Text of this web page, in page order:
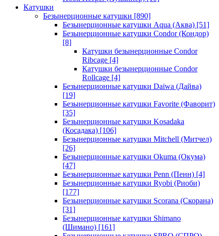
Катушки
Безынерционные катушки [890]
Безынерционные катушки Aqua (Аква) [51]
Безынерционные катушки Condor (Кондор)
[8]
Катушки безынерционные Condor
Ribcage [4]
Катушки безынерционные Condor
Rollcage [4]
Безынерционные катушки Daiwa (Дайва)
[19]
Безынерционные катушки Favorite (Фаворит)
[35]
Безынерционные катушки Kosadaka
(Косадака) [106]
Безынерционные катушки Mitchell (Митчел)
[26]
Безынерционные катушки Okuma (Окума)
[47]
Безынерционные катушки Penn (Пенн) [4]
Безынерционные катушки Ryobi (Риоби)
[177]
Безынерционные катушки Scorana (Скорана)
[31]
Безынерционные катушки Shimano
(Шимано) [161]